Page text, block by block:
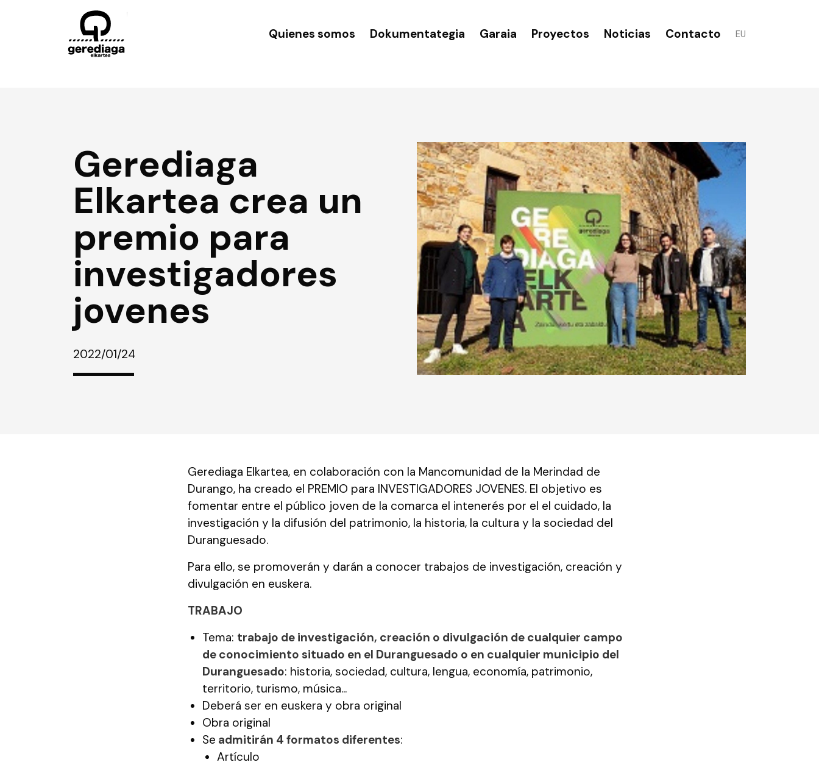
Quienes somos Dokumentategia Garaia Proyectos Noticias Contacto EU
Gerediaga
Elkartea crea un
premio para
investigadores
jovenes
2022/01/24
Gerediaga Elkartea, en colaboración con la Mancomunidad de la Merindad de
Durango, ha creado el PREMIO para INVESTIGADORES JOVENES. El objetivo es
fomentar entre el público joven de la comarca el intenerés por el el cuidado, la
investigación y la difusión del patrimonio, la historia, la cultura y la sociedad del
Duranguesado.
Para ello, se promoverán y darán a conocer trabajos de investigación, creación y
divulgación en euskera.
TRABAJO
Tema: trabajo de investigación, creación o divulgación de cualquier campo
de conocimiento situado en el Duranguesado o en cualquier municipio del
Duranguesado: historia, sociedad, cultura, lengua, economía, patrimonio,
territorio, turismo, música...
Deberá ser en euskera y obra original
Obra original
Se admitirán 4 formatos diferentes:
Artículo